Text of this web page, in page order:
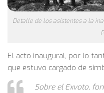
Detalle de los asistentes a la
El acto inaugural, por lo
que estuvo cargado de
Sobre el Exvoto,